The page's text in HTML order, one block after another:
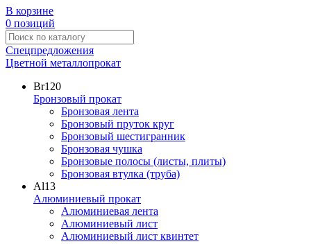
В корзине
0 позиций
Спецпредложения
Цветной металлопрокат
Br120
Бронзовый прокат
Бронзовая лента
Бронзовый пруток круг
Бронзовый шестигранник
Бронзовая чушка
Бронзовые полосы (листы, плиты)
Бронзовая втулка (труба)
Al13
Алюминиевый прокат
Алюминиевая лента
Алюминиевый лист
Алюминиевый лист квинтет